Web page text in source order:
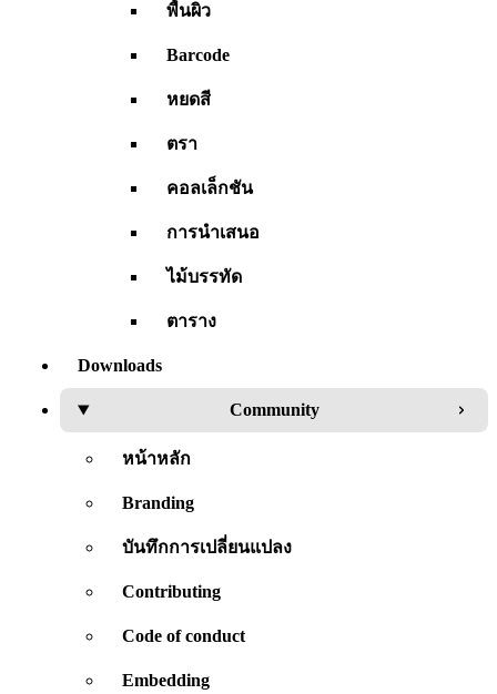
พื้นผิว
Barcode
หยดสี
ตรา
คอลเล็กชัน
การนำเสนอ
ไม้บรรทัด
ตาราง
Downloads
Community
หน้าหลัก
Branding
บันทึกการเปลี่ยนแปลง
Contributing
Code of conduct
Embedding